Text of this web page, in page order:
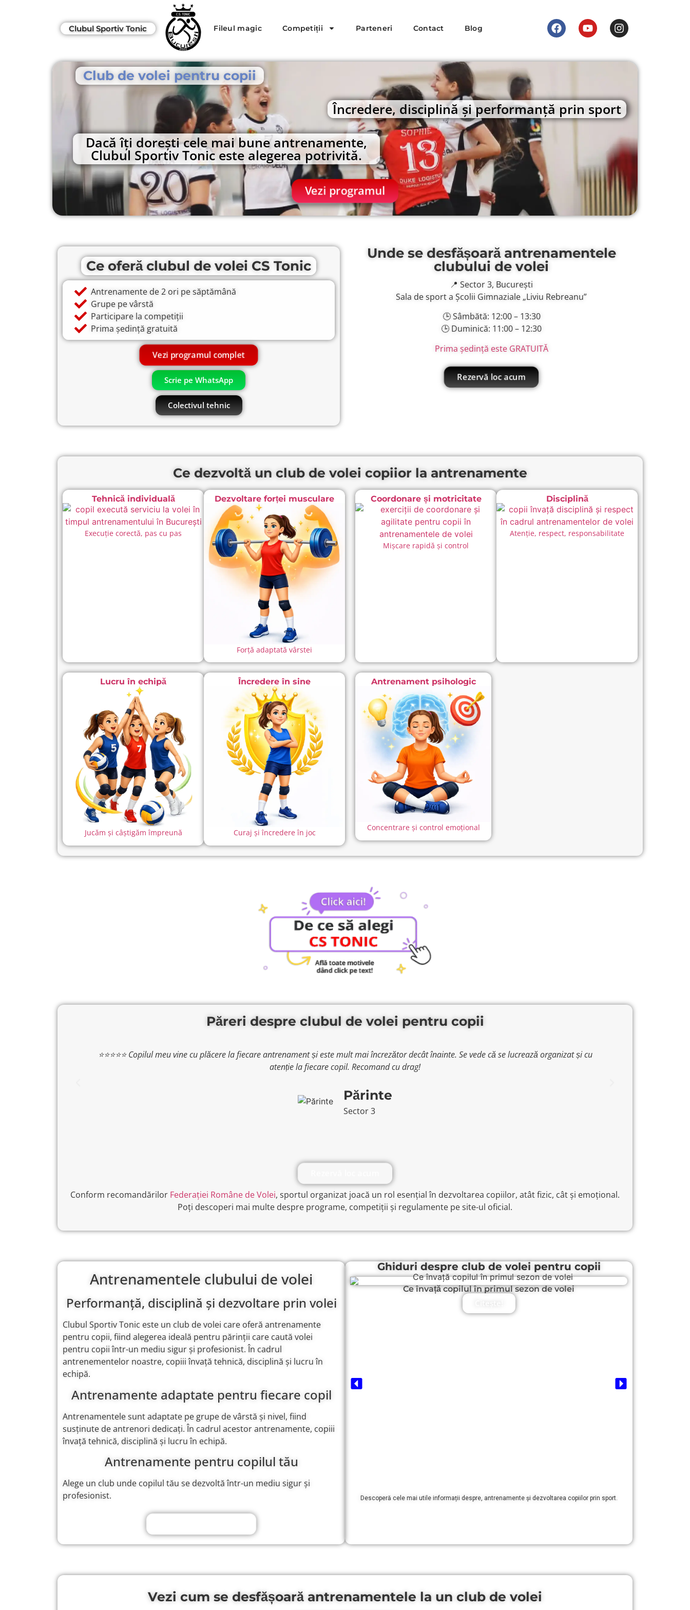
Clubul Sportiv Tonic Fileul magic Competiții Parteneri Contact Blog
Club de volei pentru copii
Încredere, disciplină și performanță prin sport
Dacă îți dorești cele mai bune antrenamente,
Clubul Sportiv Tonic este alegerea potrivită.
Vezi programul
Ce oferă clubul de volei CS Tonic
Antrenamente de 2 ori pe săptămână
Grupe pe vârstă
Participare la competiții
Prima ședință gratuită
Vezi programul complet
Scrie pe WhatsApp
Colectivul tehnic
Unde se desfășoară antrenamentele
clubului de volei
📍 Sector 3, București
Sala de sport a Școlii Gimnaziale „Liviu Rebreanu”
🕒 Sâmbătă: 12:00 – 13:30
🕒 Duminică: 11:00 – 12:30
Prima ședință este GRATUITĂ
Rezervă loc acum
Ce dezvoltă un club de volei copiior la antrenamente
Tehnică individuală
Execuție corectă, pas cu pas
Dezvoltare forței musculare
Forță adaptată vârstei
Coordonare și motricitate
Mișcare rapidă și control
Disciplină
Atenție, respect, responsabilitate
Lucru în echipă
Jucăm și câștigăm împreună
Încredere în sine
Curaj și încredere în joc
Antrenament psihologic
Concentrare și control emoțional
Păreri despre clubul de volei pentru copii
⭐⭐⭐⭐⭐ Copilul meu vine cu plăcere la fiecare antrenament și este mult mai încrezător decât înainte. Se vede că se lucrează organizat și cu
atenție la fiecare copil. Recomand cu drag!
Părinte
Sector 3
Conform recomandărilor Federației Române de Volei, sportul organizat joacă un rol esențial în dezvoltarea copiilor, atât fizic, cât și emoțional.
Poți descoperi mai multe despre programe, competiții și regulamente pe site-ul oficial.
Antrenamentele clubului de volei
Performanță, disciplină și dezvoltare prin volei
Clubul Sportiv Tonic este un club de volei care oferă antrenamente
pentru copii, fiind alegerea ideală pentru părinții care caută volei
pentru copii într-un mediu sigur și profesionist. În cadrul
antrenementelor noastre, copiii învață tehnică, disciplină și lucru în
echipă.
Antrenamente adaptate pentru fiecare copil
Antrenamentele sunt adaptate pe grupe de vârstă și nivel, fiind
susținute de antrenori dedicați. În cadrul acestor antrenamente, copiii
învață tehnică, disciplină și lucru în echipă.
Antrenamente pentru copilul tău
Alege un club unde copilul tău se dezvoltă într-un mediu sigur și
profesionist.
Ghiduri despre club de volei pentru copii
Ce învață copilul în primul sezon de volei
Descoperă cele mai utile informații despre, antrenamente și dezvoltarea copiilor prin sport.
Vezi cum se desfășoară antrenamentele la un club de volei